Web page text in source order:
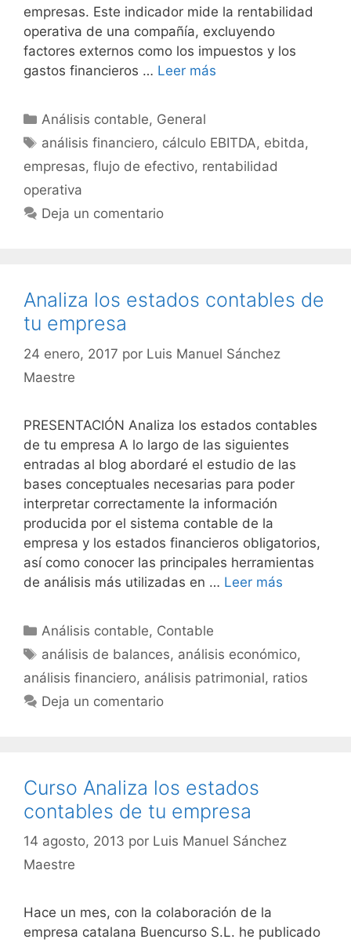
empresas. Este indicador mide la rentabilidad
operativa de una compañía, excluyendo
factores externos como los impuestos y los
gastos financieros … Leer más
Categorías
Análisis contable, General
Etiquetas
análisis financiero, cálculo EBITDA, ebitda,
empresas, flujo de efectivo, rentabilidad
operativa
Deja un comentario
Analiza los estados contables de
tu empresa
24 enero, 2017 por Luis Manuel Sánchez
Maestre
PRESENTACIÓN Analiza los estados contables
de tu empresa A lo largo de las siguientes
entradas al blog abordaré el estudio de las
bases conceptuales necesarias para poder
interpretar correctamente la información
producida por el sistema contable de la
empresa y los estados financieros obligatorios,
así como conocer las principales herramientas
de análisis más utilizadas en … Leer más
Categorías
Análisis contable, Contable
Etiquetas
análisis de balances, análisis económico,
análisis financiero, análisis patrimonial, ratios
Deja un comentario
Curso Analiza los estados
contables de tu empresa
14 agosto, 2013 por Luis Manuel Sánchez
Maestre
Hace un mes, con la colaboración de la
empresa catalana Buencurso S.L. he publicado